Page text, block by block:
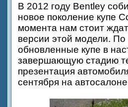
В 2012 году Bentley
новое поколение купе
момента нам стоит
версии этой модели.
обновленные купе в
завершающую стадию
презентация
сентября на